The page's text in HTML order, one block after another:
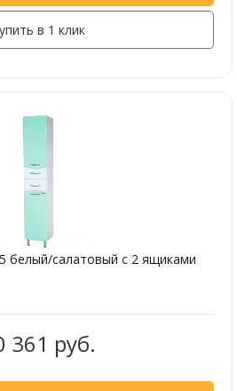
в 1 клик
белый/салатовый с 2 ящиками
361 руб.